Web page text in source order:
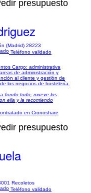
presupuesto
(Madrid) 28223
Teléfono validado
Cargo: administrativa
de administración y
al cliente y gestión de
los negocios de hostelería.
fondo todo, mueve los
ella y la recomiendo
en Cronoshare
presupuesto
Recoletos
Teléfono validado